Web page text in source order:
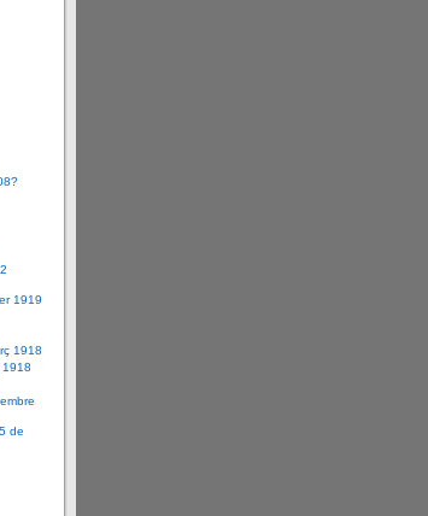
1919
1918
de